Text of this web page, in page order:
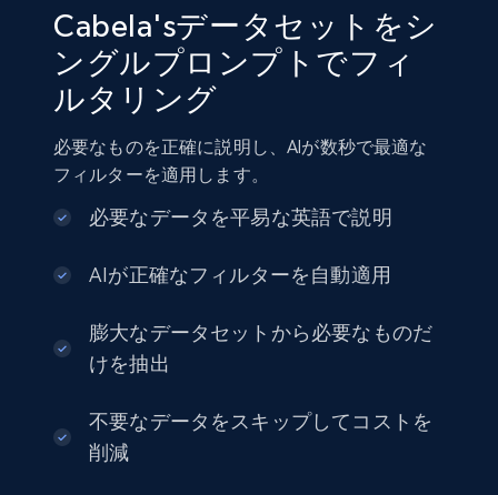
Amazon sellers info
Seller id, URL, Seller name, Description, Detailed
info, Stars, Feedbacks, Return policy, and more.
eCommerce
2.5K+ 378+ 今すぐ購入
URL, Product id, Title, Seller name, Seller rating,
Seller reviews, Breadcrumbs, Root category, and
Cabela'sデータセットをシ
ングルプロンプトでフィ
ルタリング
必要なものを正確に説明し、AIが数秒で最適な
フィルターを適用します。
必要なデータを平易な英語で説明
AIが正確なフィルターを自動適用
膨大なデータセットから必要なものだ
けを抽出
不要なデータをスキップしてコストを
削減